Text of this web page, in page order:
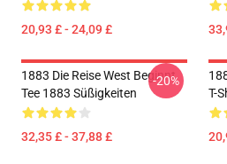
20,93 £ - 24,09 £
1883 Die Reise West Beginnt
Tee 1883 Süßigkeiten
32,35 £ - 37,88 £
-20%
T-